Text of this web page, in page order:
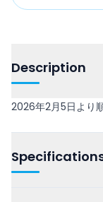
Description
2026年2月5日より